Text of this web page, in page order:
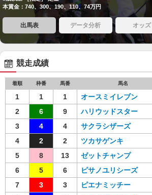
本賞金：740、300、190、110、74万円
出馬表 データ分析 オッズ
競走成績
着順 枠番 馬番 馬名
1 1 1 オースミイレブン
2
6 9 ハリウッドスター
3
4 4 サクラシザーズ
4
2 2 ツカサゲンキ
5
8 13 ゼットチャンプ
6
5 6 ピサノユリシーズ
7
3 3 ピエナミッチー